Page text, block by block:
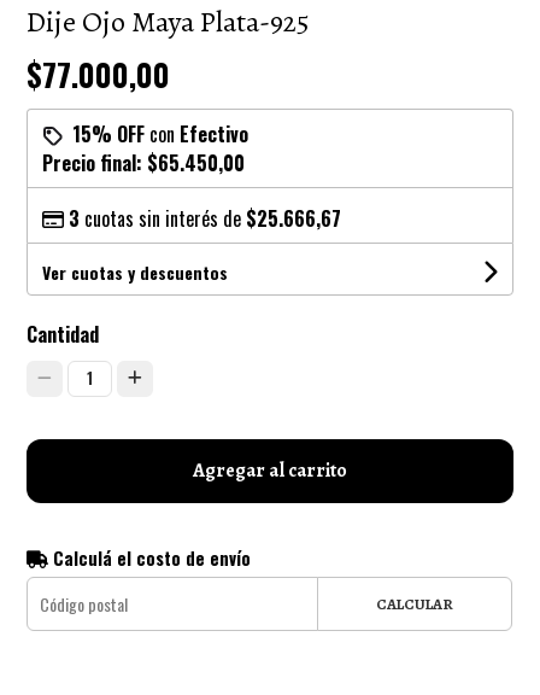
Dije Ojo Maya Plata-925
$77.000,00
15% OFF con Efectivo
Precio final: $65.450,00
3 cuotas sin interés de $25.666,67
Ver cuotas y descuentos
Cantidad
1
Agregar al carrito
Calculá el costo de envío
CALCULAR